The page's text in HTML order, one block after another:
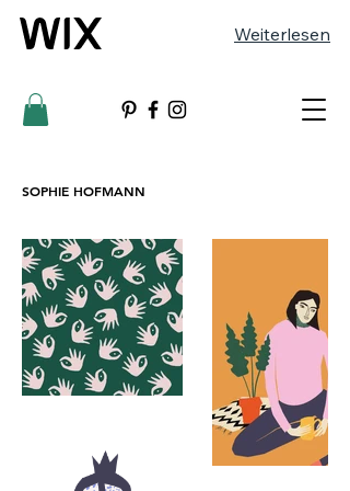
Weiterlesen